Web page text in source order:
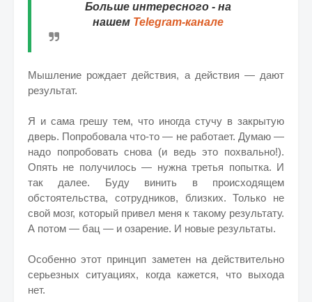
Больше интересного - на
нашем Telegram-канале
Мышление рождает действия, а действия — дают
результат.
Я и сама грешу тем, что иногда стучу в закрытую
дверь. Попробовала что-то — не работает. Думаю —
надо попробовать снова (и ведь это похвально!).
Опять не получилось — нужна третья попытка. И
так далее. Буду винить в происходящем
обстоятельства, сотрудников, близких. Только не
свой мозг, который привел меня к такому результату.
А потом — бац — и озарение. И новые результаты.
Особенно этот принцип заметен на действительно
серьезных ситуациях, когда кажется, что выхода
нет.